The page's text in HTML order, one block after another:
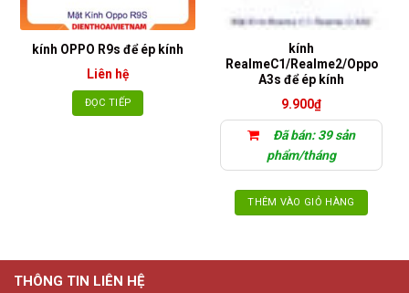
kính OPPO R9s để ép kính
Liên hệ
ĐỌC TIẾP
kính
RealmeC1/Realme2/Oppo
A3s để ép kính
9.900₫
Đã bán: 39 sản
phẩm/tháng
THÊM VÀO GIỎ HÀNG
THÔNG TIN LIÊN HỆ